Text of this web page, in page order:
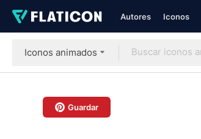
Autores Iconos
Iconos animados
Guardar